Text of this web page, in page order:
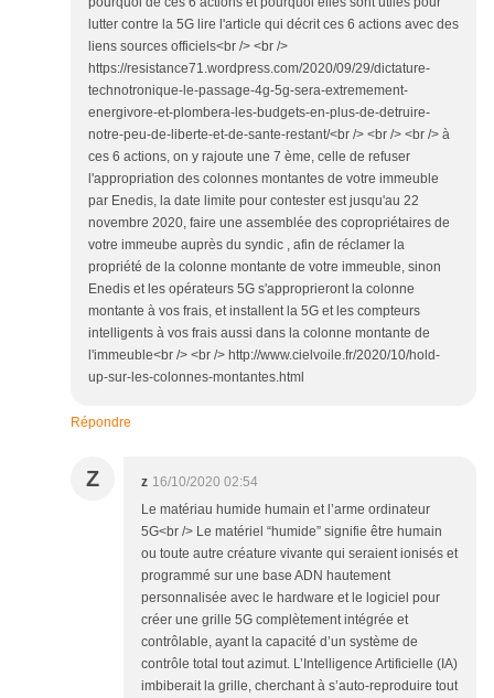
lutter contre la 5G lire l'article qui décrit ces 6 actions avec des
liens sources officiels<br /> <br />
https://resistance71.wordpress.com/2020/09/29/dictature-
technotronique-le-passage-4g-5g-sera-extremement-
energivore-et-plombera-les-budgets-en-plus-de-detruire-
notre-peu-de-liberte-et-de-sante-restant/<br /> <br /> <br /> à
ces 6 actions, on y rajoute une 7 ème, celle de refuser
l'appropriation des colonnes montantes de votre immeuble
par Enedis, la date limite pour contester est jusqu'au 22
novembre 2020, faire une assemblée des copropriétaires de
votre immeube auprès du syndic , afin de réclamer la
propriété de la colonne montante de votre immeuble, sinon
Enedis et les opérateurs 5G s'approprieront la colonne
montante à vos frais, et installent la 5G et les compteurs
intelligents à vos frais aussi dans la colonne montante de
l'immeuble<br /> <br /> http://www.cielvoile.fr/2020/10/hold-
up-sur-les-colonnes-montantes.html
Répondre
Z z 16/10/2020 02:54
Le matériau humide humain et l’arme ordinateur
5G<br /> Le matériel “humide” signifie être humain
ou toute autre créature vivante qui seraient ionisés et
programmé sur une base ADN hautement
personnalisée avec le hardware et le logiciel pour
créer une grille 5G complètement intégrée et
contrôlable, ayant la capacité d’un système de
contrôle total tout azimut. L’Intelligence Artificielle (IA)
imbiberait la grille, cherchant à s’auto-reproduire tout